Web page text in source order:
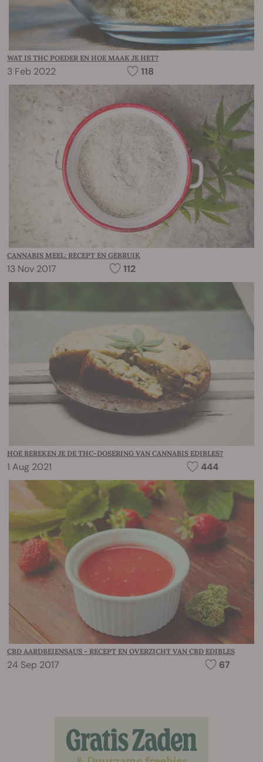
WAT IS THC POEDER EN HOE MAAK JE HET?
3 Feb 2022 118
CANNABIS MEEL: RECEPT EN GEBRUIK
13 Nov 2017 112
HOE BEREKEN JE DE THC-DOSERING VAN CANNABIS EDIBLES?
1 Aug 2021 444
CBD AARDBEIENSAUS - RECEPT EN OVERZICHT VAN CBD EDIBLES
24 Sep 2017 67